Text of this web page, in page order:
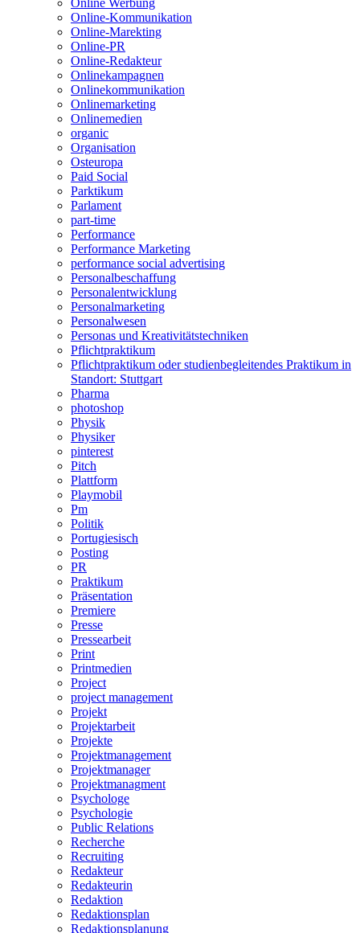
Online-Kommunikation
Online-Marekting
Online-PR
Online-Redakteur
Onlinekampagnen
Onlinekommunikation
Onlinemarketing
Onlinemedien
organic
Organisation
Osteuropa
Paid Social
Parktikum
Parlament
part-time
Performance
Performance Marketing
performance social advertising
Personalbeschaffung
Personalentwicklung
Personalmarketing
Personalwesen
Personas und Kreativitätstechniken
Pflichtpraktikum
Pflichtpraktikum oder studienbegleitendes Praktikum in
Standort: Stuttgart
Pharma
photoshop
Physik
Physiker
pinterest
Pitch
Plattform
Playmobil
Pm
Politik
Portugiesisch
Posting
PR
Praktikum
Präsentation
Premiere
Presse
Pressearbeit
Print
Printmedien
Project
project management
Projekt
Projektarbeit
Projekte
Projektmanagement
Projektmanager
Projektmanagment
Psychologe
Psychologie
Public Relations
Recherche
Recruiting
Redakteur
Redakteurin
Redaktion
Redaktionsplan
Redaktionsplanung